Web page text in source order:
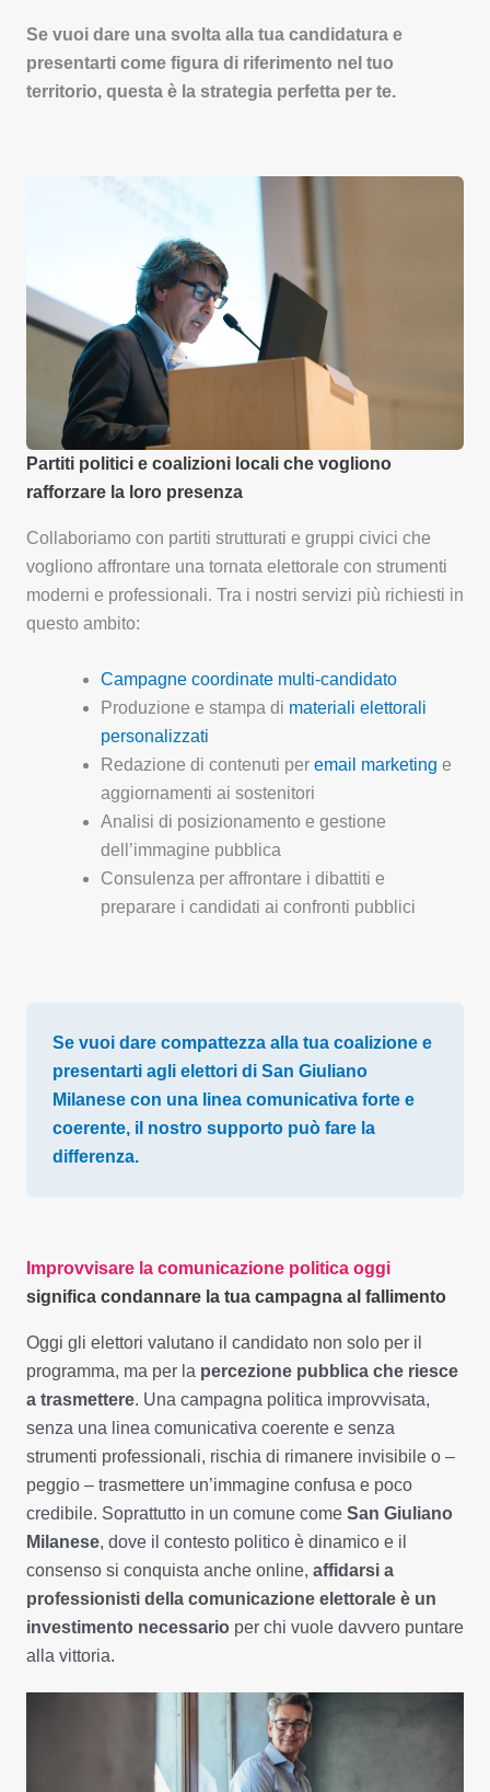
Se vuoi dare una svolta alla tua candidatura e
presentarti come figura di riferimento nel tuo
territorio, questa è la strategia perfetta per te.
Partiti politici e coalizioni locali che vogliono
rafforzare la loro presenza
Collaboriamo con partiti strutturati e gruppi civici che
vogliono affrontare una tornata elettorale con strumenti
moderni e professionali. Tra i nostri servizi più richiesti in
questo ambito:
Campagne coordinate multi-candidato
Produzione e stampa di materiali elettorali
personalizzati
Redazione di contenuti per email marketing e
aggiornamenti ai sostenitori
Analisi di posizionamento e gestione
dell’immagine pubblica
Consulenza per affrontare i dibattiti e
preparare i candidati ai confronti pubblici
Se vuoi dare compattezza alla tua coalizione e
presentarti agli elettori di San Giuliano
Milanese con una linea comunicativa forte e
coerente, il nostro supporto può fare la
differenza.
Improvvisare la comunicazione politica oggi
significa condannare la tua campagna al fallimento
Oggi gli elettori valutano il candidato non solo per il
programma, ma per la percezione pubblica che riesce
a trasmettere. Una campagna politica improvvisata,
senza una linea comunicativa coerente e senza
strumenti professionali, rischia di rimanere invisibile o –
peggio – trasmettere un’immagine confusa e poco
credibile. Soprattutto in un comune come San Giuliano
Milanese, dove il contesto politico è dinamico e il
consenso si conquista anche online, affidarsi a
professionisti della comunicazione elettorale è un
investimento necessario per chi vuole davvero puntare
alla vittoria.